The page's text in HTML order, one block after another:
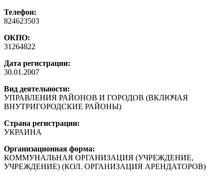
Телефон:
824623503
ОКПО:
31264822
Дата регистрации:
30.01.2007
Вид деятельности:
УПРАВЛЕНИЯ РАЙОНОВ И ГОРОДОВ (ВКЛЮЧАЯ
ВНУТРИГОРОДСКИЕ РАЙОНЫ)
Страна регистрации:
УКРАИНА
Организационная форма:
КОММУНАЛЬНАЯ ОРГАНИЗАЦИЯ (УЧРЕЖДЕНИЕ,
УЧРЕЖДЕНИЕ) (КОЛ. ОРГАНИЗАЦИЯ АРЕНДАТОРОВ)